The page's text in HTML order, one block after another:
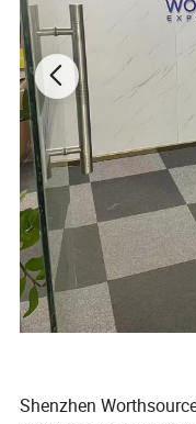
Shenzhen